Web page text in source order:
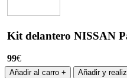
Kit delantero NISSAN
99€